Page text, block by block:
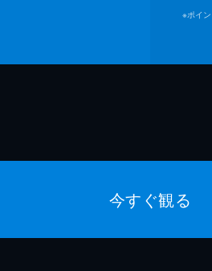
※ポイ
今すぐ観る